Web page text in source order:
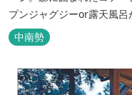
プンジャグジーor露天風
時間をお過ごしください。
中南勢